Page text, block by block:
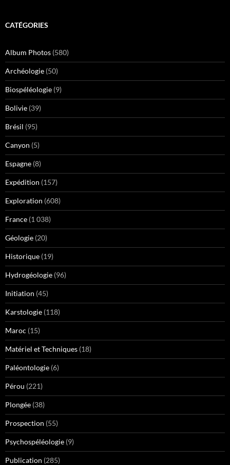
CATÉGORIES
Album Photos (580)
Archéologie (50)
Biospéléologie (9)
Bolivie (39)
Brésil (95)
Canyon (5)
Espagne (8)
Expédition (157)
Exploration (608)
France (1 038)
Géologie (20)
Historique (19)
Hydrogéologie (96)
Initiation (45)
Karstologie (118)
Maroc (15)
Matériel et Techniques (18)
Paléontologie (6)
Pérou (221)
Plongée (38)
Prospection (55)
Psychospéléologie (9)
Publication (285)